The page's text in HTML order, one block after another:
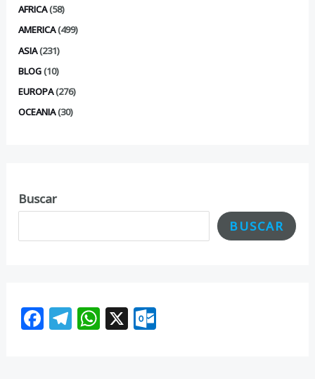
AFRICA(58)
AMERICA(499)
ASIA(231)
BLOG(10)
EUROPA(276)
OCEANIA(30)
Buscar
BUSCAR
F T W X